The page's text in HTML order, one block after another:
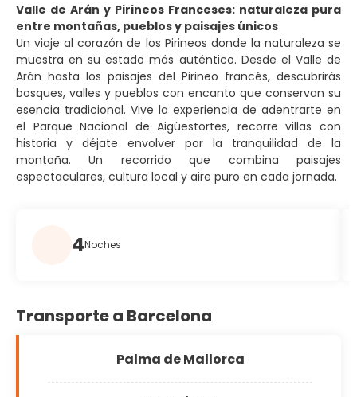
Valle de Arán y Pirineos Franceses: naturaleza pura
entre montañas, pueblos y paisajes únicos
Un viaje al corazón de los Pirineos donde la naturaleza se
muestra en su estado más auténtico. Desde el Valle de
Arán hasta los paisajes del Pirineo francés, descubrirás
bosques, valles y pueblos con encanto que conservan su
esencia tradicional. Vive la experiencia de adentrarte en
el Parque Nacional de Aigüestortes, recorre villas con
historia y déjate envolver por la tranquilidad de la
montaña. Un recorrido que combina paisajes
espectaculares, cultura local y aire puro en cada jornada.
4Noches
Transporte a Barcelona
Palma de Mallorca